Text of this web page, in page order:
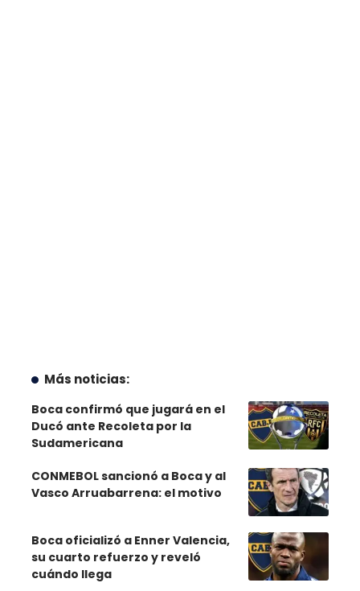
Más noticias:
Boca confirmó que jugará en el
Ducó ante Recoleta por la
Sudamericana
CONMEBOL sancionó a Boca y al
Vasco Arruabarrena: el motivo
Boca oficializó a Enner Valencia,
su cuarto refuerzo y reveló
cuándo llega